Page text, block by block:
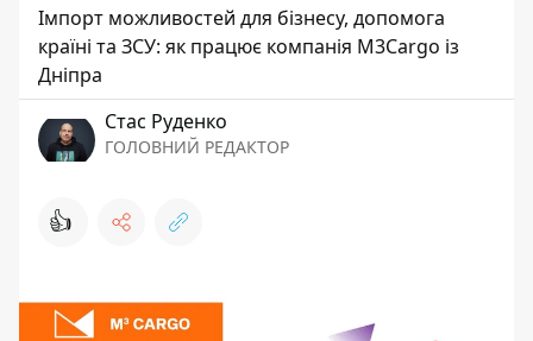
Імпорт можливостей для бізнесу, допомога
країні та ЗСУ: як працює компанія M3Cargo із
Дніпра
Стас Руденко
ГОЛОВНИЙ РЕДАКТОР
👍